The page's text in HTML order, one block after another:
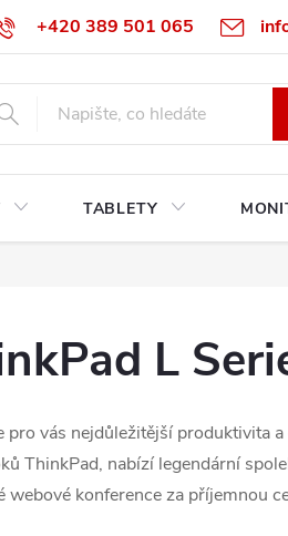
+420 389 501 065
TABLETY
L
pro vás nejdůležitější produktivita
ThinkPad, nabízí legendární
webové konference za příjemnou